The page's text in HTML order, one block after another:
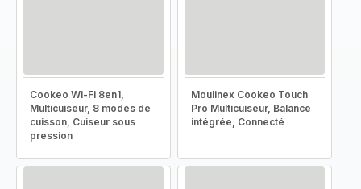
Cookeo Wi-Fi 8en1,
Multicuiseur, 8 modes de
cuisson, Cuiseur sous
pression
Moulinex Cookeo Touch
Pro Multicuiseur, Balance
intégrée, Connecté